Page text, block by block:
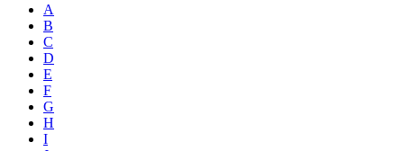
A
B
C
D
E
F
G
H
I